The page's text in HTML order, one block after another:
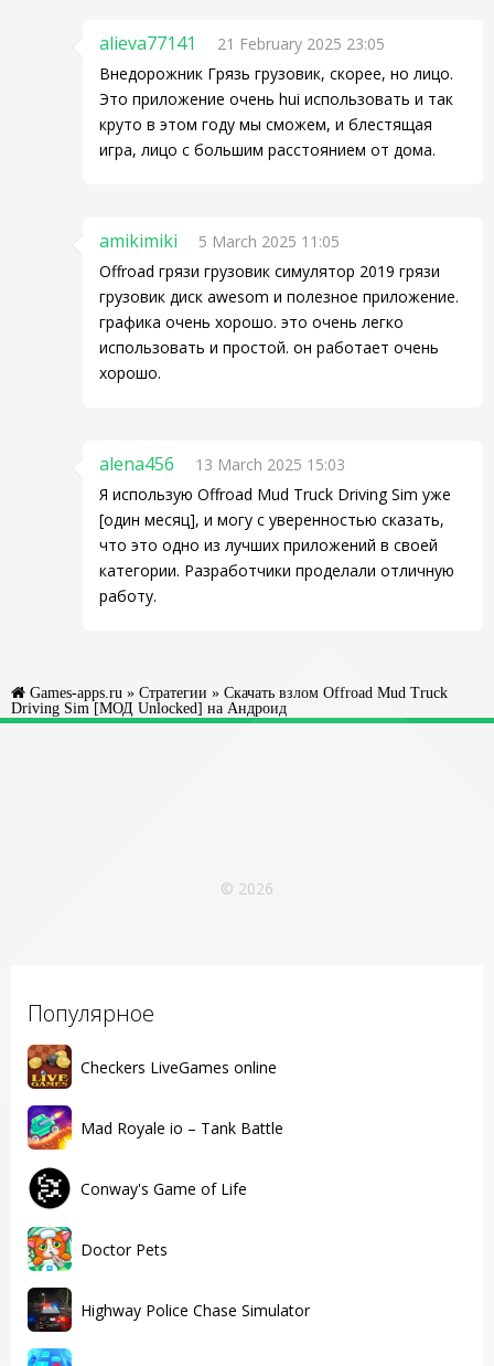
Популярное
Checkers LiveGames online
Mad Royale io – Tank Battle
Conway's Game of Life
Doctor Pets
Highway Police Chase Simulator
alieva77141
21 February 2025 23:05
Внедорожник Грязь грузовик, скорее, но лицо.
Это приложение очень hui использовать и так
круто в этом году мы сможем, и блестящая
игра, лицо с большим расстоянием от дома.
amikimiki
5 March 2025 11:05
Offroad грязи грузовик симулятор 2019 грязи
грузовик диск awesom и полезное приложение.
графика очень хорошо. это очень легко
использовать и простой. он работает очень
хорошо.
alena456
13 March 2025 15:03
Я использую Offroad Mud Truck Driving Sim уже
[один месяц], и могу с уверенностью сказать,
что это одно из лучших приложений в своей
категории. Разработчики проделали отличную
работу.
Games-apps.ru » Стратегии » Скачать взлом Offroad Mud Truck
Driving Sim [МОД Unlocked] на Андроид
© 2026